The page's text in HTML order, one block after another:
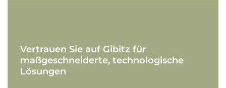
Vertrauen Sie auf Gibitz für
maßgeschneiderte, technologische
Lösungen